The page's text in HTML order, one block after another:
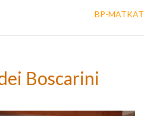
BP-MATKAT
Boscarini